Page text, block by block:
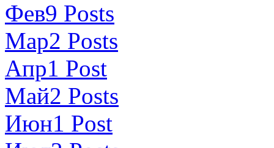
Фев9 Posts
Мар2 Posts
Апр1 Post
Май2 Posts
Июн1 Post